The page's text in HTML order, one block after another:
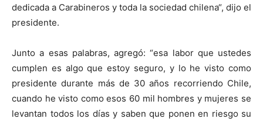
dedicada a Carabineros y toda la sociedad chilena“, dijo el
presidente.
Junto a esas palabras, agregó: “esa labor que ustedes
cumplen es algo que estoy seguro, y lo he visto como
presidente durante más de 30 años recorriendo Chile,
cuando he visto como esos 60 mil hombres y mujeres se
levantan todos los días y saben que ponen en riesgo su